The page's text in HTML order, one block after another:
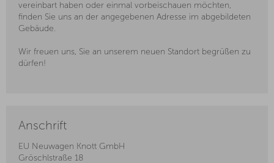
vereinbart haben oder einmal vorbeischauen möchten,
finden Sie uns an der angegebenen Adresse im abgebildeten
Gebäude.
Wir freuen uns, Sie an unserem neuen Standort begrüßen zu
dürfen!
Anschrift
EU Neuwagen Knott GmbH
Gröschlstraße 18